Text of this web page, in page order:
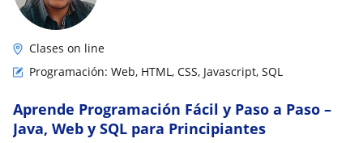
Clases on line
Programación: Web, HTML, CSS, Javascript, SQL
Aprende Programación Fácil y Paso a Paso –
Java, Web y SQL para Principiantes